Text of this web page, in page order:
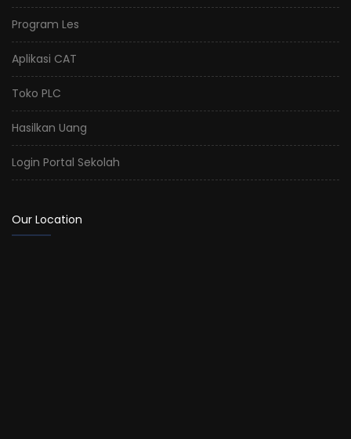
Program Les
Aplikasi CAT
Toko PLC
Hasilkan Uang
Login Portal Sekolah
Our Location